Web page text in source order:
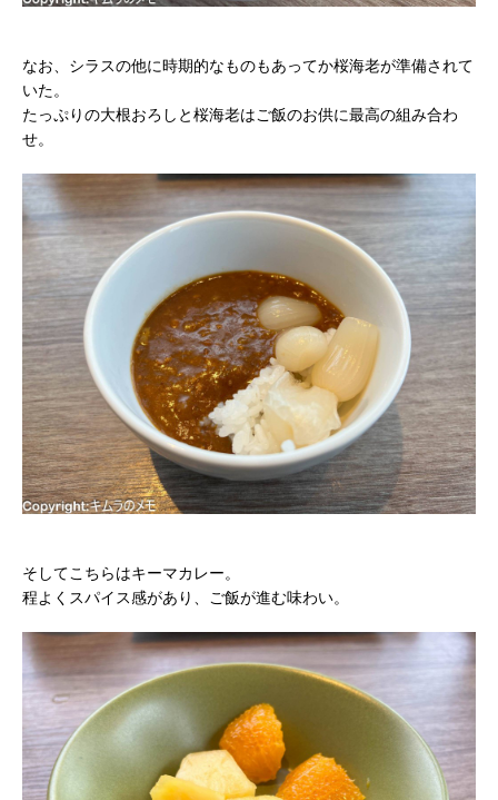
なお、シラスの他に時期的なものもあってか桜海老が準備されて
いた。
たっぷりの大根おろしと桜海老はご飯のお供に最高の組み合わ
せ。
そしてこちらはキーマカレー。
程よくスパイス感があり、ご飯が進む味わい。